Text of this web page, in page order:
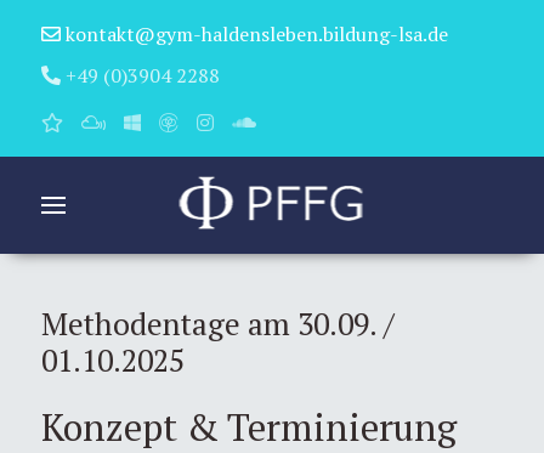
kontakt@gym-haldensleben.bildung-lsa.de
+49 (0)3904 2288
Methodentage am 30.09. /
01.10.2025
Konzept & Terminierung